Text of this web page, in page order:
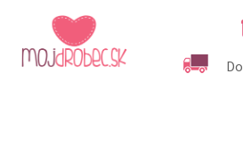
Preskočiť
na
navigáciu
Preskočiť
na
obsah